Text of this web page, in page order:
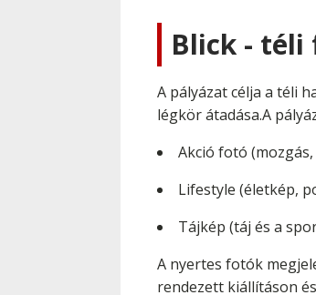
Blick -
A pályázat célja a téli
légkör átadása.A
Akció fotó
Lifestyle (életkép,
Tájkép (táj és a
A nyertes fotók
rendezett kiállításon